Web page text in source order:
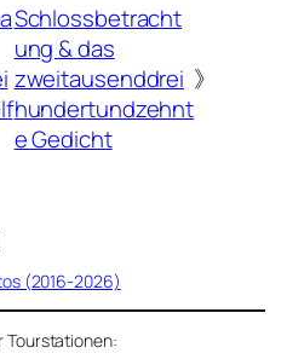
Schlossbetracht
ung & das
zweitausenddrei
hundertundzehnt
e Gedicht
》
(2016-2026)
Tourstationen: